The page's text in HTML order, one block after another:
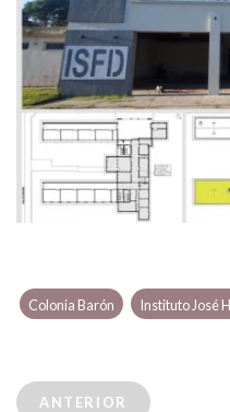
Colonia Barón Instituto José
ANTERIOR